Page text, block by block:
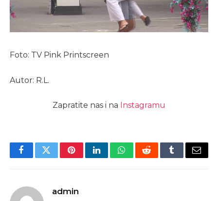
Foto: TV Pink Printscreen
Autor: R.L.
Zapratite nas i na Instagramu
FacebookTwitterPinterestLinkedInWhatsAppRedditTumblrEmail
admin